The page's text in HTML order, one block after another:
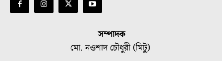
সম্পাদক
মো. নওশাদ চৌধুরী (মিটু)